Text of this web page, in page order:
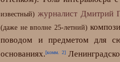
известный) журналист Дмитрий
(даже не вполне 25-летний)
поводом и предметом для
основаниях.[комм. 2]